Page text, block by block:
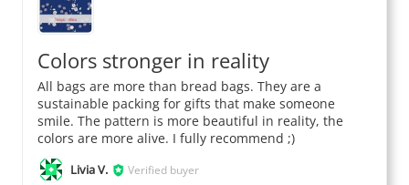
Colors stronger in reality
All bags are more than bread bags. They are a
sustainable packing for gifts that make someone
smile. The pattern is more beautiful in reality, the
colors are more alive. I fully recommend ;)
Livia V. Verified buyer